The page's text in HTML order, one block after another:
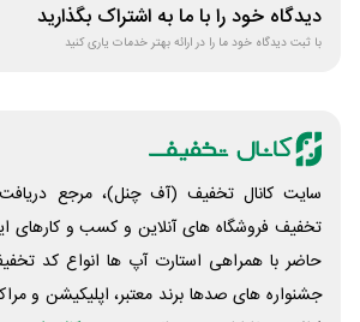
دیدگاه خود را با ما به اشتراک بگذارید
با ثبت دیدگاه خود ما را در ارائه بهتر خدمات یاری کنید
سایت کانال تخفیف (آف چنل)، مرجع
تخفیف فروشگاه های آنلاین و کسب و‌ کارهای
حاضر با همراهی استارت آپ ها انواع کد
جشنواره های صدها برند معتبر، اپلیکیشن و